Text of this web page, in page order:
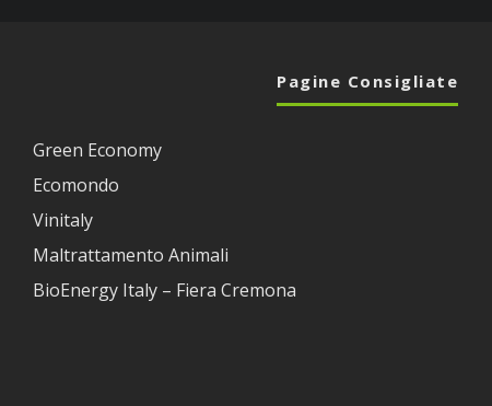
Pagine Consigliate
Green Economy
Ecomondo
Vinitaly
Maltrattamento Animali
BioEnergy Italy – Fiera Cremona